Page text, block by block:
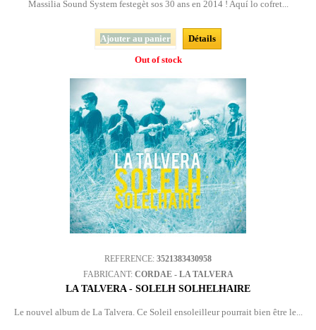
Massilia Sound System festegèt sos 30 ans en 2014 ! Aquí lo cofret...
Ajouter au panier
Détails
Out of stock
REFERENCE: 3521383430958
FABRICANT: CORDAE - LA TALVERA
LA TALVERA - SOLELH SOLHELHAIRE
Le nouvel album de La Talvera. Ce Soleil ensoleilleur pourrait bien être le...